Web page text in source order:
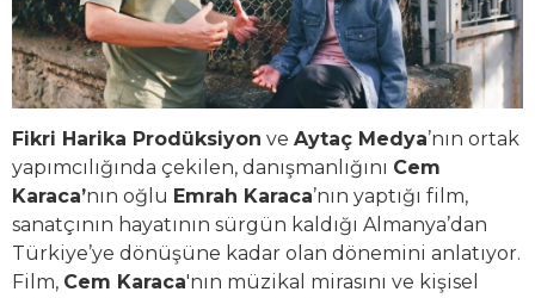
Fikri Harika Prodüksiyon ve Aytaç Medya’nın ortak
yapımcılığında çekilen, danışmanlığını Cem
Karaca’nın oğlu Emrah Karaca’nın yaptığı film,
sanatçının hayatının sürgün kaldığı Almanya’dan
Türkiye’ye dönüşüne kadar olan dönemini anlatıyor.
Film, Cem Karaca'nın müzikal mirasını ve kişisel